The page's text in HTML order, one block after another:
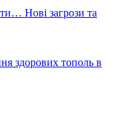
Нові загрози та
здорових тополь в